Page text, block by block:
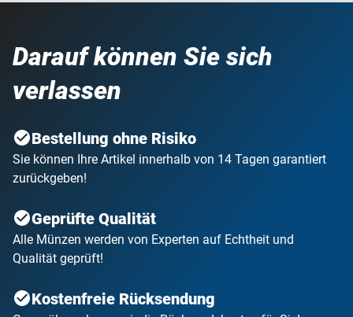
Darauf können Sie sich
verlassen
Bestellung ohne Risiko
Sie können Ihre Artikel innerhalb von 14 Tagen garantiert
zurückgeben!
Geprüfte Qualität
Alle Münzen werden von Experten auf Echtheit und
Qualität geprüft!
Kostenfreie Rücksendung